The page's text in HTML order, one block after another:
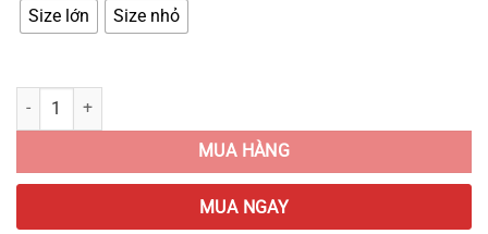
Size lớn Size nhỏ
Mô Hình Chim Đứng Trên Quả Cầu Pha Lê quantity
MUA HÀNG
MUA NGAY